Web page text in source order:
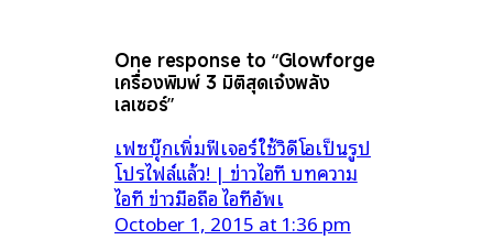
One response to “Glowforge
เครื่องพิมพ์ 3 มิติสุดเจ๋งพลัง
เลเซอร์”
เฟซบุ๊กเพิ่มฟีเจอร์ใช้วิดีโอเป็นรูป
โปรไฟล์แล้ว! | ข่าวไอที บทความ
ไอที ข่าวมือถือ ไอทีอัพเ
October 1, 2015 at 1:36 pm